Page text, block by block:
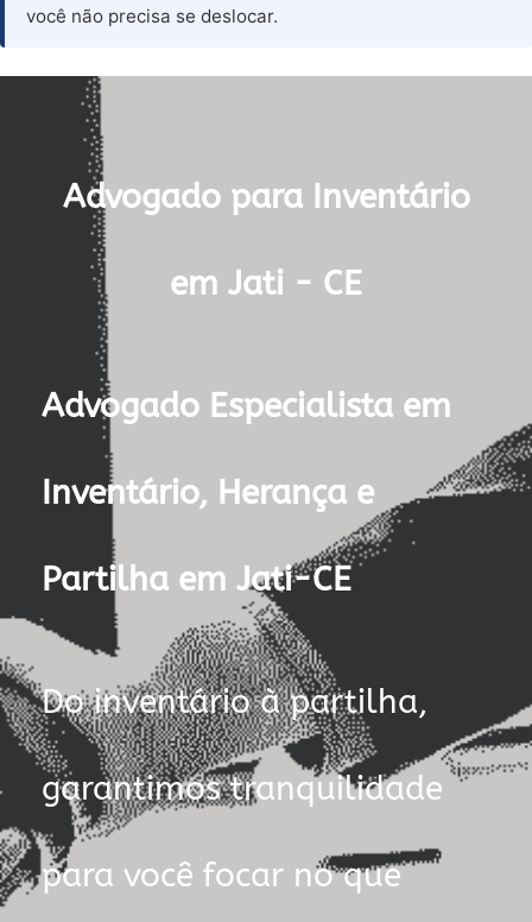
você não precisa se deslocar.
Advogado para Inventário
em Jati - CE
Advogado Especialista em
Inventário, Herança e
Partilha em Jati-CE
Do inventário à partilha,
garantimos tranquilidade
para você focar no que